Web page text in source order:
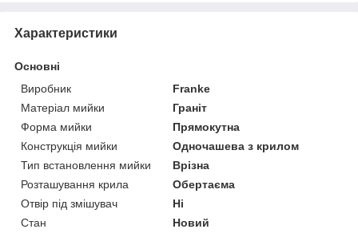
Характеристики
Основні
Виробник
Franke
Матеріал мийки
Граніт
Форма мийки
Прямокутна
Конструкція мийки
Одночашева з крилом
Тип встановлення мийки
Врізна
Розташування крила
Обертаєма
Отвір під змішувач
Ні
Стан
Новий